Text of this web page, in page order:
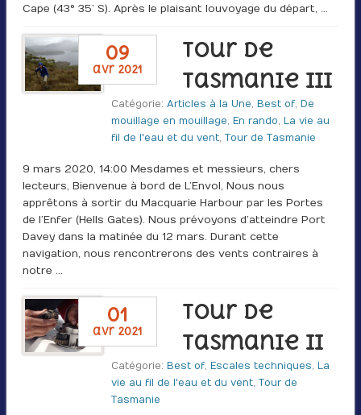
Cape (43° 35’ S). Après le plaisant louvoyage du départ, …
09
avr 2021
Tour de
Tasmanie III
Catégorie:Articles à la Une, Best of, De
mouillage en mouillage, En rando, La vie au
fil de l'eau et du vent,Tour de Tasmanie
9 mars 2020, 14:00 Mesdames et messieurs, chers
lecteurs, Bienvenue à bord de L’Envol, Nous nous
apprêtons à sortir du Macquarie Harbour par les Portes
de l’Enfer (Hells Gates). Nous prévoyons d’atteindre Port
Davey dans la matinée du 12 mars. Durant cette
navigation, nous rencontrerons des vents contraires à
notre …
01
avr 2021
Tour de
Tasmanie II
Catégorie:Best of,Escales techniques ,La
vie au fil de l'eau et du vent ,Tour de
Tasmanie